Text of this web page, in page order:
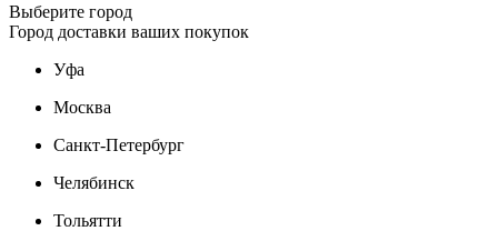
Выберите город
Город доставки ваших покупок
Уфа
Москва
Санкт-Петербург
Челябинск
Тольятти